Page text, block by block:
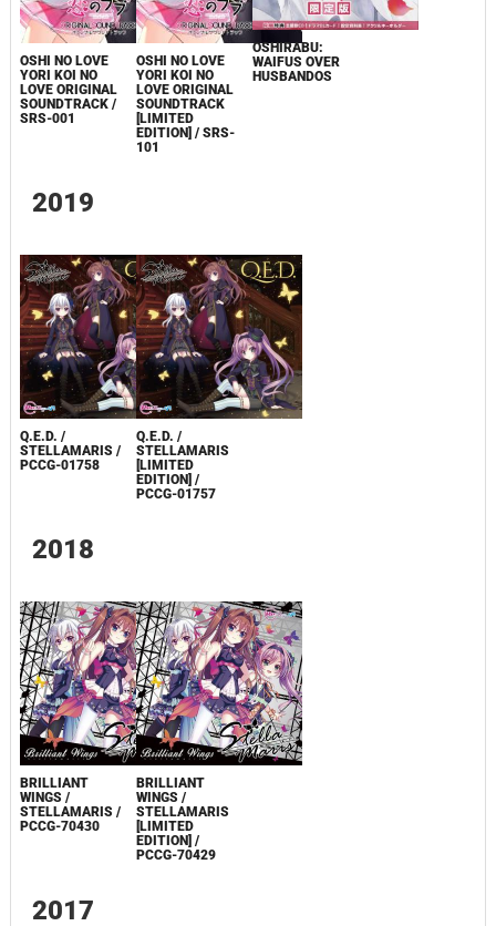
OSHI NO LOVE
YORI KOI NO
LOVE ORIGINAL
SOUNDTRACK /
SRS-001
OSHI NO LOVE
YORI KOI NO
LOVE ORIGINAL
SOUNDTRACK
[LIMITED
EDITION] / SRS-
101
OSHIRABU:
WAIFUS OVER
HUSBANDOS
2019
Q.E.D. /
STELLAMARIS /
PCCG-01758
Q.E.D. /
STELLAMARIS
[LIMITED
EDITION] /
PCCG-01757
2018
BRILLIANT
WINGS /
STELLAMARIS /
PCCG-70430
BRILLIANT
WINGS /
STELLAMARIS
[LIMITED
EDITION] /
PCCG-70429
2017